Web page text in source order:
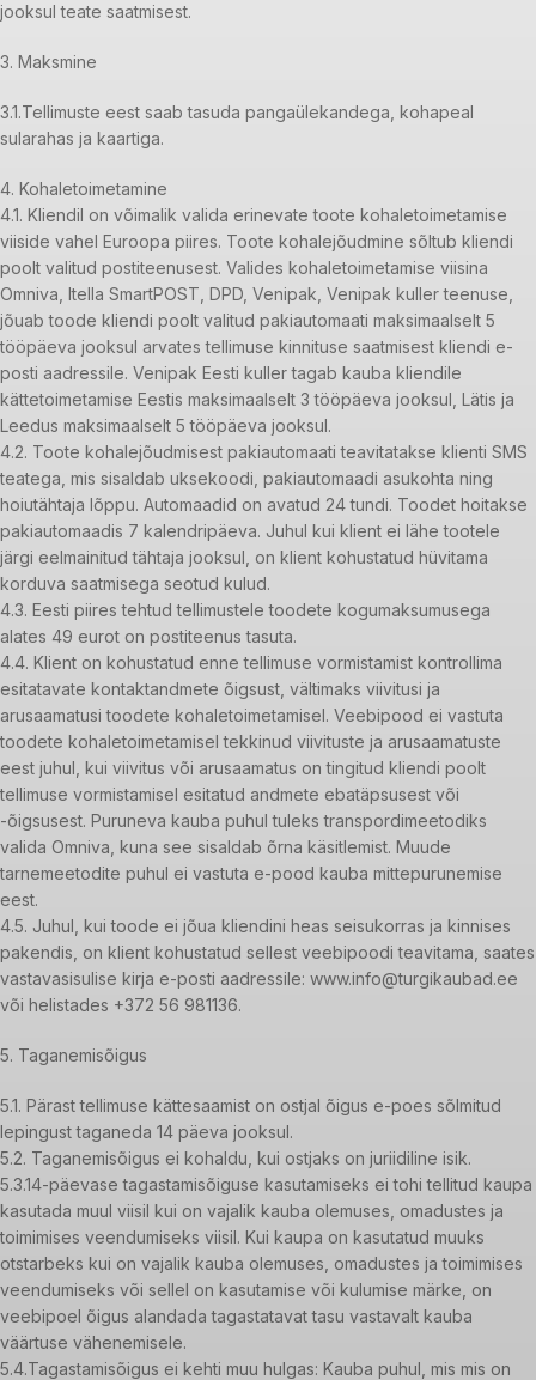
jooksul teate saatmisest.
3. Maksmine
3.1.Tellimuste eest saab tasuda pangaülekandega, kohapeal
sularahas ja kaartiga.
4. Kohaletoimetamine
4.1. Kliendil on võimalik valida erinevate toote kohaletoimetamise
viiside vahel Euroopa piires. Toote kohalejõudmine sõltub kliendi
poolt valitud postiteenusest. Valides kohaletoimetamise viisina
Omniva, Itella SmartPOST, DPD, Venipak, Venipak kuller teenuse,
jõuab toode kliendi poolt valitud pakiautomaati maksimaalselt 5
tööpäeva jooksul arvates tellimuse kinnituse saatmisest kliendi e-
posti aadressile. Venipak Eesti kuller tagab kauba kliendile
kättetoimetamise Eestis maksimaalselt 3 tööpäeva jooksul, Lätis ja
Leedus maksimaalselt 5 tööpäeva jooksul.
4.2. Toote kohalejõudmisest pakiautomaati teavitatakse klienti SMS
teatega, mis sisaldab uksekoodi, pakiautomaadi asukohta ning
hoiutähtaja lõppu. Automaadid on avatud 24 tundi. Toodet hoitakse
pakiautomaadis 7 kalendripäeva. Juhul kui klient ei lähe tootele
järgi eelmainitud tähtaja jooksul, on klient kohustatud hüvitama
korduva saatmisega seotud kulud.
4.3. Eesti piires tehtud tellimustele toodete kogumaksumusega
alates 49 eurot on postiteenus tasuta.
4.4. Klient on kohustatud enne tellimuse vormistamist kontrollima
esitatavate kontaktandmete õigsust, vältimaks viivitusi ja
arusaamatusi toodete kohaletoimetamisel. Veebipood ei vastuta
toodete kohaletoimetamisel tekkinud viivituste ja arusaamatuste
eest juhul, kui viivitus või arusaamatus on tingitud kliendi poolt
tellimuse vormistamisel esitatud andmete ebatäpsusest või
-õigsusest. Puruneva kauba puhul tuleks transpordimeetodiks
valida Omniva, kuna see sisaldab õrna käsitlemist. Muude
tarnemeetodite puhul ei vastuta e-pood kauba mittepurunemise
eest.
4.5. Juhul, kui toode ei jõua kliendini heas seisukorras ja kinnises
pakendis, on klient kohustatud sellest veebipoodi teavitama, saates
vastavasisulise kirja e-posti aadressile: www.info@turgikaubad.ee
või helistades +372 56 981136.
5. Taganemisõigus
5.1. Pärast tellimuse kättesaamist on ostjal õigus e-poes sõlmitud
lepingust taganeda 14 päeva jooksul.
5.2. Taganemisõigus ei kohaldu, kui ostjaks on juriidiline isik.
5.3.14-päevase tagastamisõiguse kasutamiseks ei tohi tellitud kaupa
kasutada muul viisil kui on vajalik kauba olemuses, omadustes ja
toimimises veendumiseks viisil. Kui kaupa on kasutatud muuks
otstarbeks kui on vajalik kauba olemuses, omadustes ja toimimises
veendumiseks või sellel on kasutamise või kulumise märke, on
veebipoel õigus alandada tagastatavat tasu vastavalt kauba
väärtuse vähenemisele.
5.4.Tagastamisõigus ei kehti muu hulgas: Kauba puhul, mis mis on